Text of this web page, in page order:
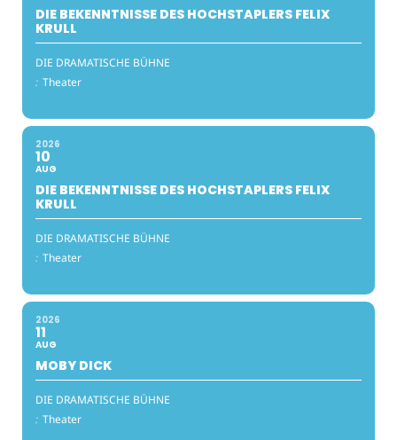
DIE BEKENNTNISSE DES HOCHSTAPLERS FELIX
KRULL
DIE DRAMATISCHE BÜHNE
: Theater
2026
10
AUG
DIE BEKENNTNISSE DES HOCHSTAPLERS FELIX
KRULL
DIE DRAMATISCHE BÜHNE
: Theater
2026
11
AUG
MOBY DICK
DIE DRAMATISCHE BÜHNE
: Theater